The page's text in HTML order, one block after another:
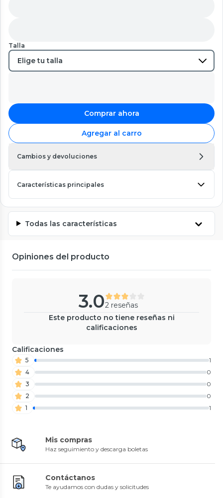
Talla
Comprar ahora
Agregar al carro
Cambios y devoluciones
Características principales
Todas las características
Opiniones del producto
3.02 reseñas
Este producto no tiene reseñas ni
calificaciones
Calificaciones
5
1
4
0
3
0
2
0
1
1
Mis compras
Haz seguimiento y descarga boletas
Contáctanos
Te ayudamos con dudas y solicitudes